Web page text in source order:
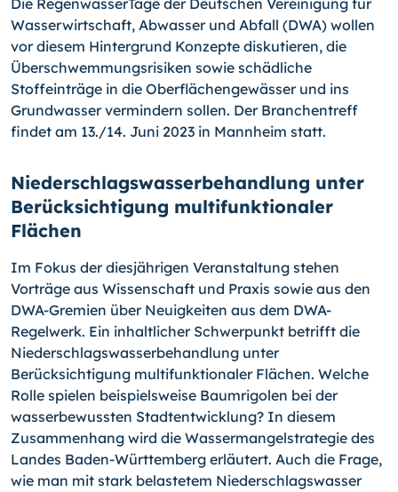
Die RegenwasserTage der Deutschen Vereinigung für
Wasserwirtschaft, Abwasser und Abfall (DWA) wollen
vor diesem Hintergrund Konzepte diskutieren, die
Überschwemmungsrisiken sowie schädliche
Stoffeinträge in die Oberflächengewässer und ins
Grundwasser vermindern sollen. Der Branchentreff
findet am 13./14. Juni 2023 in Mannheim statt.
Niederschlagswasserbehandlung unter
Berücksichtigung multifunktionaler
Flächen
Im Fokus der diesjährigen Veranstaltung stehen
Vorträge aus Wissenschaft und Praxis sowie aus den
DWA-Gremien über Neuigkeiten aus dem DWA-
Regelwerk. Ein inhaltlicher Schwerpunkt betrifft die
Niederschlagswasserbehandlung unter
Berücksichtigung multifunktionaler Flächen. Welche
Rolle spielen beispielsweise Baumrigolen bei der
wasserbewussten Stadtentwicklung? In diesem
Zusammenhang wird die Wassermangelstrategie des
Landes Baden-Württemberg erläutert. Auch die Frage,
wie man mit stark belastetem Niederschlagswasser